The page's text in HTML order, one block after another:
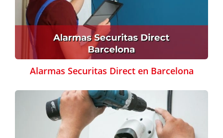
Alarmas Securitas Direct en Barcelona